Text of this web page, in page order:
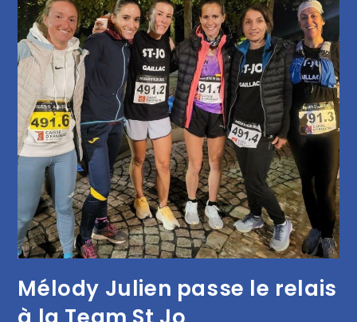
Mélody Julien passe le relais